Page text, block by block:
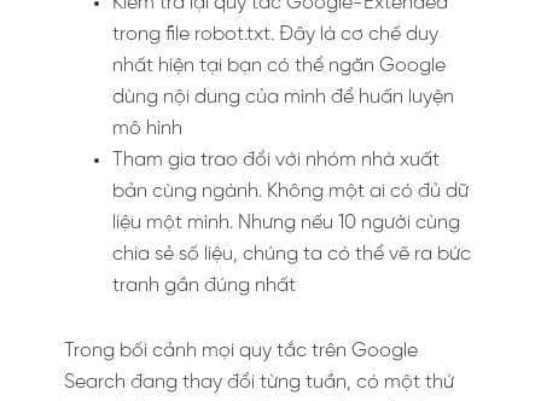
trong file robot.txt. Đây là cơ chế duy
nhất hiện tại bạn có thể ngăn Google
dùng nội dung của mình để huấn luyện
mô hình
Tham gia trao đổi với nhóm nhà xuất
bản cùng ngành. Không một ai có đủ dữ
liệu một mình. Nhưng nếu 10 người cùng
chia sẻ số liệu, chúng ta có thể vẽ ra bức
tranh gần đúng nhất
Trong bối cảnh mọi quy tắc trên Google
Search đang thay đổi từng tuần, có một thứ